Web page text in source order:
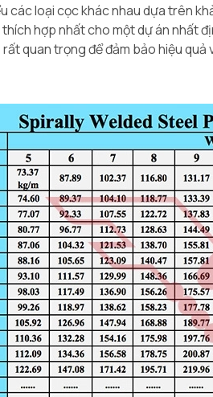
các loại cọc khác nhau dựa trên
hợp nhất cho một dự án nhất
quan trọng để đảm bảo hiệu